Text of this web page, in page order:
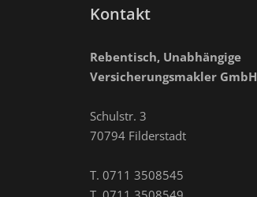
Kontakt
Rebentisch, Unabhängige
Versicherungsmakler GmbH
Schulstr. 3
70794 Filderstadt
T. 0711 3508545